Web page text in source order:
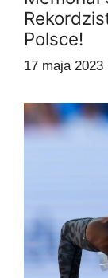
Polsce!
17 maja 2023